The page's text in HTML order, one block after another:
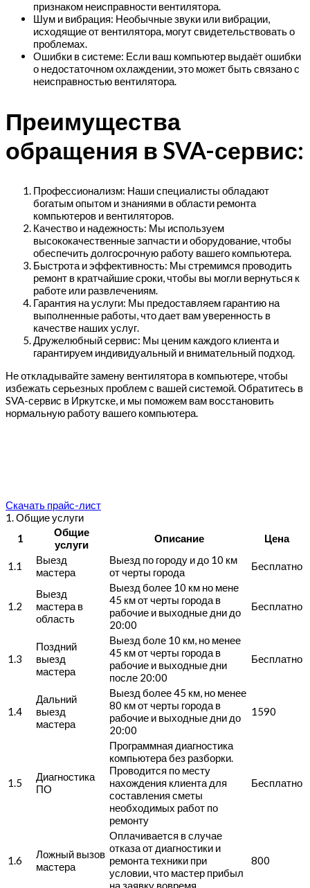
признаком неисправности вентилятора.
Шум и вибрация: Необычные звуки или вибрации,
исходящие от вентилятора, могут свидетельствовать о
проблемах.
Ошибки в системе: Если ваш компьютер выдаёт ошибки
о недостаточном охлаждении, это может быть связано с
неисправностью вентилятора.
Преимущества
обращения в SVA-сервис:
Профессионализм: Наши специалисты обладают
богатым опытом и знаниями в области ремонта
компьютеров и вентиляторов.
Качество и надежность: Мы используем
высококачественные запчасти и оборудование, чтобы
обеспечить долгосрочную работу вашего компьютера.
Быстрота и эффективность: Мы стремимся проводить
ремонт в кратчайшие сроки, чтобы вы могли вернуться к
работе или развлечениям.
Гарантия на услуги: Мы предоставляем гарантию на
выполненные работы, что дает вам уверенность в
качестве наших услуг.
Дружелюбный сервис: Мы ценим каждого клиента и
гарантируем индивидуальный и внимательный подход.
Не откладывайте замену вентилятора в компьютере, чтобы
избежать серьезных проблем с вашей системой. Обратитесь в
SVA-сервис в Иркутске, и мы поможем вам восстановить
нормальную работу вашего компьютера.
Скачать прайс-лист
1. Общие услуги
1
Общие
услуги
Описание Цена
1.1
Выезд
мастера
Выезд по городу и до 10 км
от черты города
Бесплатно
1.2
Выезд
мастера в
область
Выезд более 10 км но мене
45 км от черты города в
рабочие и выходные дни до
20:00
Бесплатно
1.3
Поздний
выезд
мастера
Выезд боле 10 км, но менее
45 км от черты города в
рабочие и выходные дни
после 20:00
Бесплатно
1.4
Дальний
выезд
мастера
Выезд более 45 км, но менее
80 км от черты города в
рабочие и выходные дни до
20:00
1590
1.5
Диагностика
ПО
Программная диагностика
компьютера без разборки.
Проводится по месту
нахождения клиента для
составления сметы
необходимых работ по
ремонту
Бесплатно
1.6
Ложный вызов
мастера
Оплачивается в случае
отказа от диагностики и
ремонта техники при
условии, что мастер прибыл
на заявку вовремя
800